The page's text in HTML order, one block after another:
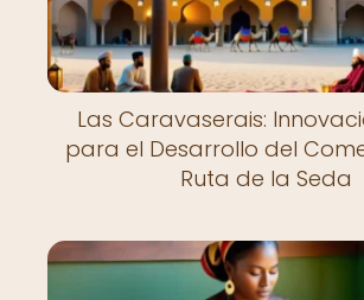
Las Caravaserais:
para el Desarrollo del
Ruta de la Seda